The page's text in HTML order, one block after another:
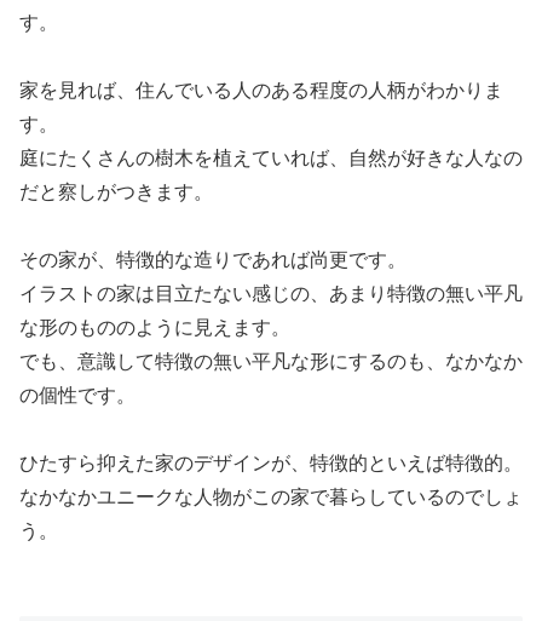
す。
家を見れば、住んでいる人のある程度の人柄がわかりま
す。
庭にたくさんの樹木を植えていれば、自然が好きな人なの
だと察しがつきます。
その家が、特徴的な造りであれば尚更です。
イラストの家は目立たない感じの、あまり特徴の無い平凡
な形のもののように見えます。
でも、意識して特徴の無い平凡な形にするのも、なかなか
の個性です。
ひたすら抑えた家のデザインが、特徴的といえば特徴的。
なかなかユニークな人物がこの家で暮らしているのでしょ
う。